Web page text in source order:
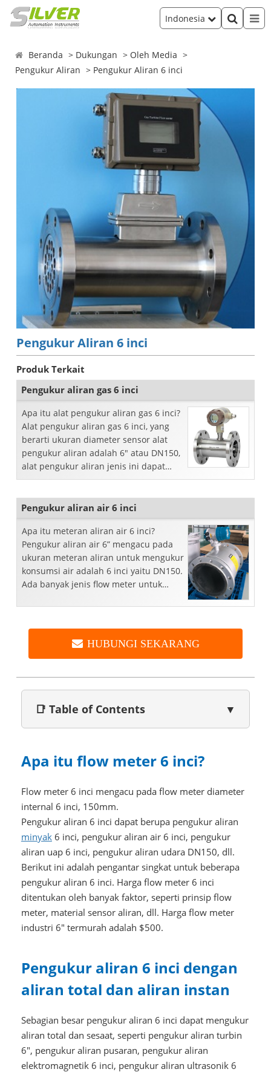
Indonesia
Beranda Dukungan
Oleh Media
Pengukur Aliran
Pengukur Aliran 6 inci
Pengukur Aliran 6 inci
Produk Terkait
Pengukur aliran gas 6 inci
Apa itu alat pengukur aliran gas 6 inci?
Alat pengukur aliran gas 6 inci, yang
berarti ukuran diameter sensor alat
pengukur aliran adalah 6" atau DN150,
alat pengukur aliran jenis ini dapat
mengukur aliran massa gas, aliran
Pengukur aliran air 6 inci
Apa itu meteran aliran air 6 inci?
Pengukur aliran air 6” mengacu pada
ukuran meteran aliran untuk mengukur
konsumsi air adalah 6 inci yaitu DN150.
Ada banyak jenis flow meter untuk
HUBUNGI SEKARANG
📑 Table of Contents ▼
Apa itu flow meter 6 inci?
Flow meter 6 inci mengacu pada flow meter diameter
internal 6 inci, 150mm.
Pengukur aliran 6 inci dapat berupa pengukur aliran
minyak6 inci, pengukur aliran air 6 inci, pengukur
aliran uap 6 inci, pengukur aliran udara DN150, dll.
Berikut ini adalah pengantar singkat untuk beberapa
pengukur aliran 6 inci. Harga flow meter 6 inci
ditentukan oleh banyak faktor, seperti prinsip flow
meter, material sensor aliran, dll. Harga flow meter
industri 6" termurah adalah $500.
Pengukur aliran 6 inci dengan
aliran total dan aliran instan
Sebagian besar pengukur aliran 6 inci dapat mengukur
aliran total dan sesaat, seperti pengukur aliran turbin
6", pengukur aliran pusaran, pengukur aliran
elektromagnetik 6 inci, pengukur aliran ultrasonik 6